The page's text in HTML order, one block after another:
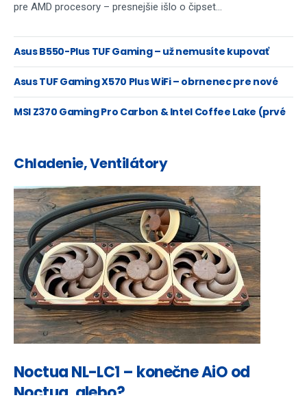
pre AMD procesory – presnejšie išlo o čipset...
Asus B550-Plus TUF Gaming – už nemusíte kupovať
highend
Asus TUF Gaming X570 Plus WiFi – obrnenec pre nové
Ryzeny
MSI Z370 Gaming Pro Carbon & Intel Coffee Lake (prvé
Chladenie, Ventilátory
Noctua NL-LC1 – konečne AiO od
Noctua, alebo?